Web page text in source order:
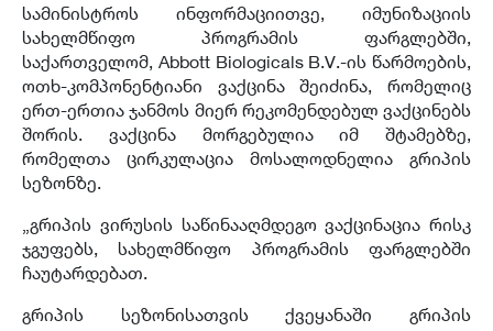
სამინისტროს ინფორმაციითვე, იმუნიზაციის
სახელმწიფო პროგრამის ფარგლებში,
საქართველომ, Abbott Biologicals B.V.-ის წარმოების,
ოთხ-კომპონენტიანი ვაქცინა შეიძინა, რომელიც
ერთ-ერთია ჯანმოს მიერ რეკომენდებულ ვაქცინებს
შორის. ვაქცინა მორგებულია იმ შტამებზე,
რომელთა ცირკულაცია მოსალოდნელია გრიპის
სეზონზე.
„გრიპის ვირუსის საწინააღმდეგო ვაქცინაცია რისკ
ჯგუფებს, სახელმწიფო პროგრამის ფარგლებში
ჩაუტარდებათ.
გრიპის სეზონისათვის ქვეყანაში გრიპის